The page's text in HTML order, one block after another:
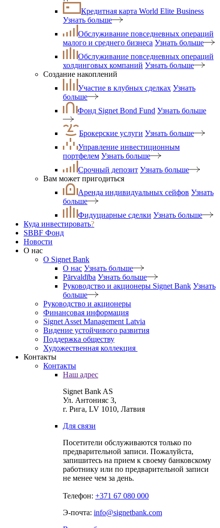
Кредитная карта World Elite Business
Узнать больше
Обслуживание повседневных операций
малого и среднего бизнеса Узнать больше
Обслуживание повседневных операций
холдинговых компаний Узнать больше
Создание накоплений
Участие в клубных сделках Узнать
больше
Фонд Signet Bond Fund Узнать больше
Брокерские услуги Узнать больше
Управление инвестиционным
портфелем Узнать больше
Срочный депозит Узнать больше
Вам может пригодиться
Аренда индивидуальных сейфов Узнать
больше
Фидуциарные сделки Узнать больше
Куда инвестировать?
SBBF Фонд
Новости
О нас
O Signet Bank
О нас Узнать больше
Pārvaldība Узнать больше
Руководство и акционеры Signet Bank Узнать
больше
Руководство и акционеры
Финансовая информация
Signet Asset Management Latvia
Видение устойчивого развития
Поддержка обществу
Художественная коллекция
Контакты
Контакты
Наш адрес
Signet Bank AS
Ул. Антонияс 3,
г. Рига, LV 1010, Латвия
Для связи
Посетители обслуживаются только по
предварительной записи. Пожалуйста,
запишитесь на прием к своему банковскому
работнику или по предварительной записи
не менее чем за день.
Телефон: +371 67 080 000
Э-почта: info@signetbank.com